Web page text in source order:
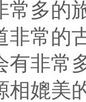
常多的
非常的
有非常
相媲美